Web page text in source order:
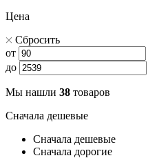
Цена
Сбросить
от
до
Мы нашли 38 товаров
Сначала дешевые
Сначала дешевые
Сначала дорогие